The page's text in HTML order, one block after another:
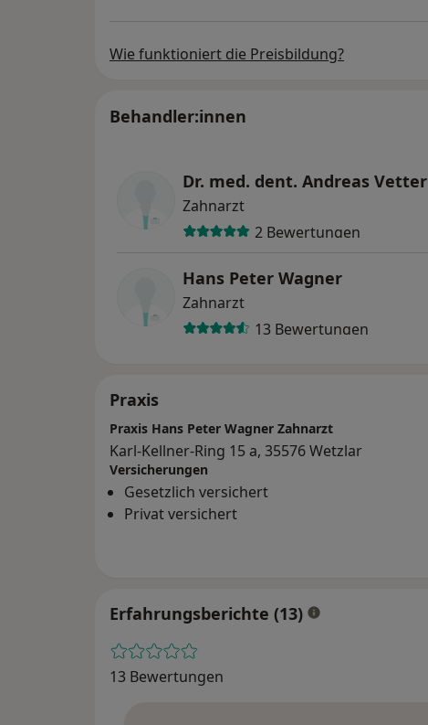
Wie funktioniert die Preisbildung?
Behandler:innen
Dr. med. dent. Andreas Vetter
Zahnarzt
2 Bewertungen
Hans Peter Wagner
Zahnarzt
13 Bewertungen
Praxis
Praxis Hans Peter Wagner Zahnarzt
Karl-Kellner-Ring 15 a, 35576 Wetzlar
Versicherungen
Gesetzlich versichert
Privat versichert
Erfahrungsberichte (13)
13 Bewertungen